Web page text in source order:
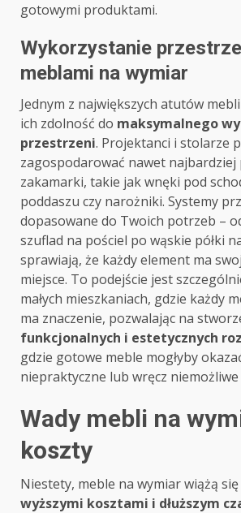
gotowymi produktami.
Wykorzystanie
meblami na wymiar
Jednym z największych atutów
ich zdolność do maksymalnego
przestrzeni. Projektanci i stolarze
zagospodarować nawet
zakamarki, takie jak wnęki pod
poddaszu czy narożniki. Systemy
dopasowane do Twoich potrzeb –
szuflad na pościel po wąskie półki
sprawiają, że każdy element ma
miejsce. To podejście jest
małych mieszkaniach, gdzie każdy
ma znaczenie, pozwalając na
funkcjonalnych i estetycznych
gdzie gotowe meble mogłyby
niepraktyczne lub wręcz
Wady mebli na
koszty
Niestety, meble na wymiar wiążą się
wyższymi kosztami i dłuższym